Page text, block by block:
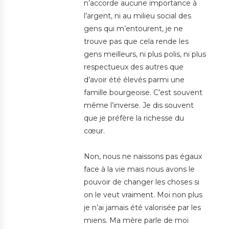
n’accorde aucune importance à
l’argent, ni au milieu social des
gens qui m’entourent, je ne
trouve pas que cela rende les
gens meilleurs, ni plus polis, ni plus
respectueux des autres que
d’avoir été élevés parmi une
famille bourgeoise. C’est souvent
même l’inverse. Je dis souvent
que je préfère la richesse du
cœur.
Non, nous ne naissons pas égaux
face à la vie mais nous avons le
pouvoir de changer les choses si
on le veut vraiment. Moi non plus
je n’ai jamais été valorisée par les
miens. Ma mère parle de moi